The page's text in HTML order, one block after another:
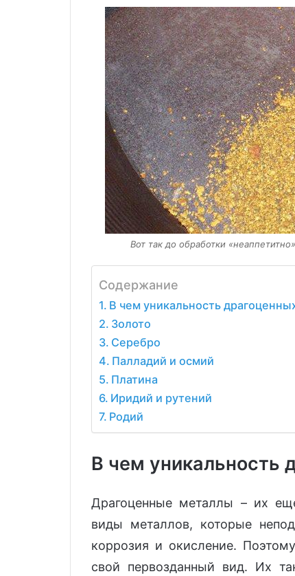
Вот так до обработки
Содержание
В чем уникальность
Золото
Серебро
Палладий и осмий
Платина
Иридий и рутений
Родий
В чем уникальность
Драгоценные металлы – их
виды металлов, которые
коррозия и окисление.
свой первозданный вид. Их